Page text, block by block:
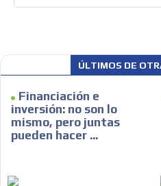
ÚLTIMOS DE
Financiación e
inversión: no son lo
mismo, pero juntas
pueden hacer ...